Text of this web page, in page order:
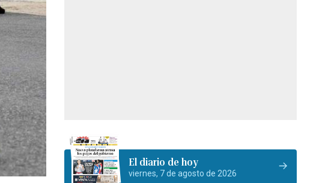
El diario de hoy
viernes, 7 de agosto de 2026